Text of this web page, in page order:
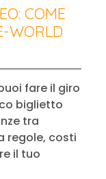
COME
WORLD
fare il giro
biglietto
tra
regole, costi
il tuo